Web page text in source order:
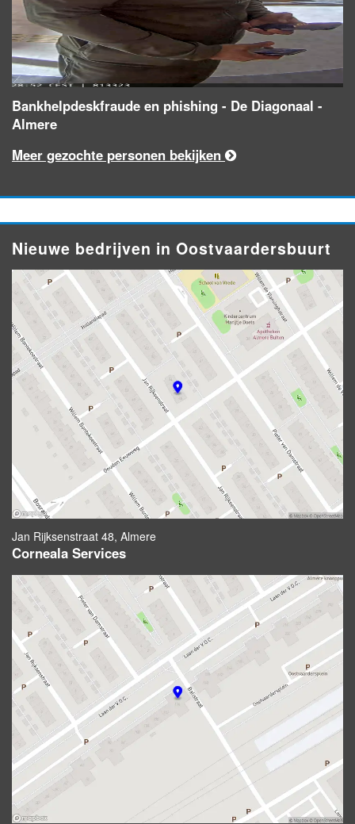
Bankhelpdeskfraude en phishing - De Diagonaal -
Almere
Meer gezochte personen bekijken
Nieuwe bedrijven in Oostvaardersbuurt
Jan Rijksenstraat 48, Almere
Corneala Services